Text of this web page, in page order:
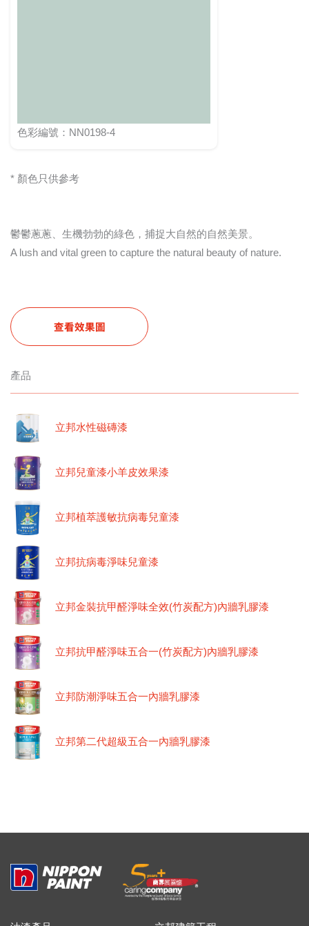
色彩編號：NN0198-4
* 顏色只供參考
鬱鬱蔥蔥、生機勃勃的綠色，捕捉大自然的自然美景。
A lush and vital green to capture the natural beauty of nature.
查看效果圖
產品
立邦水性磁磚漆
立邦兒童漆小羊皮效果漆
立邦植萃護敏抗病毒兒童漆
立邦抗病毒淨味兒童漆
立邦金裝抗甲醛淨味全效(竹炭配方)內牆乳膠漆
立邦抗甲醛淨味五合一(竹炭配方)內牆乳膠漆
立邦防潮淨味五合一內牆乳膠漆
立邦第二代超級五合一內牆乳膠漆